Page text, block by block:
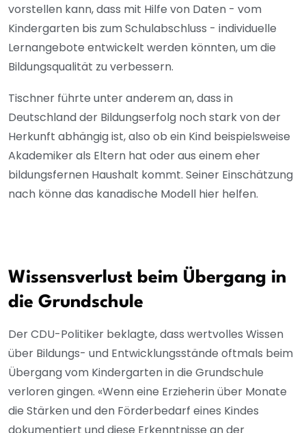
vorstellen kann, dass mit Hilfe von Daten - vom
Kindergarten bis zum Schulabschluss - individuelle
Lernangebote entwickelt werden könnten, um die
Bildungsqualität zu verbessern.
Tischner führte unter anderem an, dass in
Deutschland der Bildungserfolg noch stark von der
Herkunft abhängig ist, also ob ein Kind beispielsweise
Akademiker als Eltern hat oder aus einem eher
bildungsfernen Haushalt kommt. Seiner Einschätzung
nach könne das kanadische Modell hier helfen.
Wissensverlust beim Übergang in
die Grundschule
Der CDU-Politiker beklagte, dass wertvolles Wissen
über Bildungs- und Entwicklungsstände oftmals beim
Übergang vom Kindergarten in die Grundschule
verloren gingen. «Wenn eine Erzieherin über Monate
die Stärken und den Förderbedarf eines Kindes
dokumentiert und diese Erkenntnisse an der